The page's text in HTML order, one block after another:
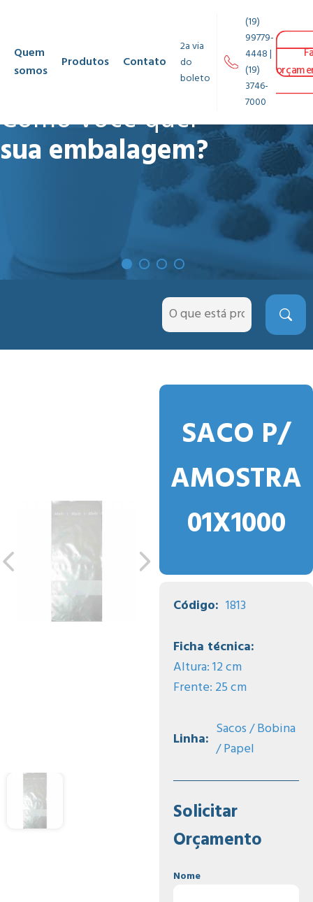
Quem
somos
Produtos Contato
2a via
do
boleto
(19)
99779-
4448 |
(19)
3746-
7000
Como você quer
sua embalagem?
SACO P/
AMOSTRA
01X1000
Código: 1813
Ficha técnica:
Altura: 12 cm
Frente: 25 cm
Linha: Sacos / Bobina
/ Papel
Solicitar
Orçamento
Nome